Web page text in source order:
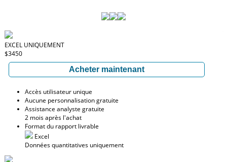
EXCEL UNIQUEMENT
$3450
Acheter maintenant
Accès utilisateur unique
Aucune personnalisation gratuite
Assistance analyste gratuite
2 mois après l'achat
Format du rapport livrable
Excel
Données quantitatives uniquement